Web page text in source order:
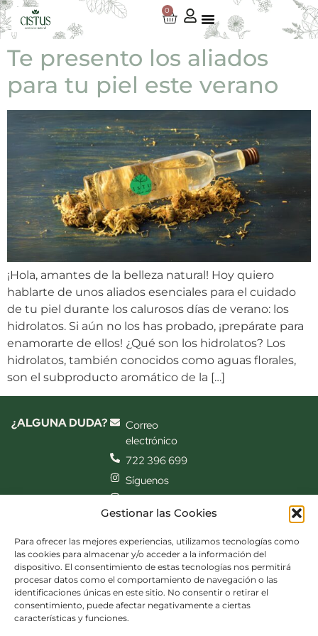
Gestionar las Cookies
Para ofrecer las mejores experiencias, utilizamos tecnologías como
las cookies para almacenar y/o acceder a la información del
dispositivo. El consentimiento de estas tecnologías nos permitirá
procesar datos como el comportamiento de navegación o las
identificaciones únicas en este sitio. No consentir o retirar el
consentimiento, puede afectar negativamente a ciertas
características y funciones.
0
Te presento los aliados
para tu piel este verano
¡Hola, amantes de la belleza natural! Hoy quiero
hablarte de unos aliados esenciales para el cuidado
de tu piel durante los calurosos días de verano: los
hidrolatos. Si aún no los has probado, ¡prepárate para
enamorarte de ellos! ¿Qué son los hidrolatos? Los
hidrolatos, también conocidos como aguas florales,
son el subproducto aromático de la […]
INFORMACIÓN
Productos
Conóceme
Test Facial
Blog
¿ALGUNA DUDA?
Correo
electrónico
722 396 699
Síguenos
también en el